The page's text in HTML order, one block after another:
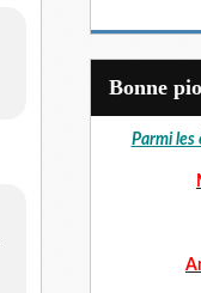
Bonne
Parmi les